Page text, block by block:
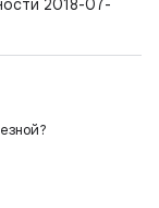
2018-07-